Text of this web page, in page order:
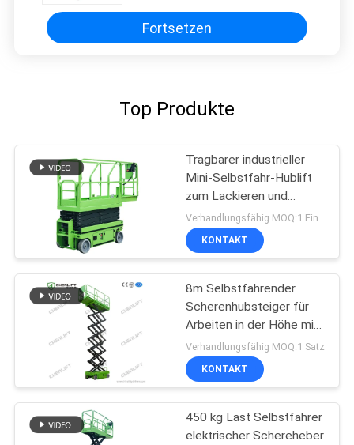
Fortsetzen
Top Produkte
Tragbarer industrieller
Mini-Selbstfahr-Hublift
zum Lackieren und
Reinigen
Verhandlungsfähig MOQ:1 Einheit
KONTAKT
8m Selbstfahrender
Scherenhubsteiger für
Arbeiten in der Höhe mit
230 kg Tragfähigkeit
Verhandlungsfähig MOQ:1 Satz
KONTAKT
450 kg Last Selbstfahrer
elektrischer Schereheber